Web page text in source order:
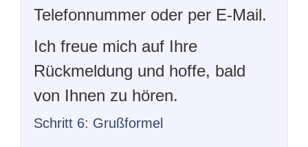
Telefonnummer oder per E-Mail.
Ich freue mich auf Ihre
Rückmeldung und hoffe, bald
von Ihnen zu hören.
Schritt 6: Grußformel